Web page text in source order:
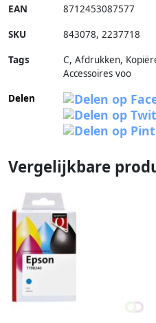
EAN 8712453087577
SKU 843078, 2237718
Tags
C, Afdrukken,
Accessoires voo
Delen
Vergelijkbare